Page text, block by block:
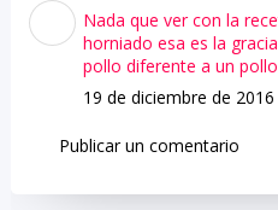
Nada que ver con la
horniado esa es la
pollo diferente a un
19 de diciembre de 2016
Publicar un comentario